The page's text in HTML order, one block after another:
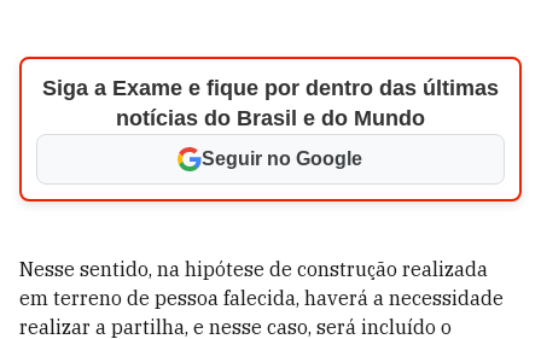
Siga a Exame e fique por dentro das últimas
notícias do Brasil e do Mundo
Seguir no Google
Nesse sentido, na hipótese de construção realizada
em terreno de pessoa falecida, haverá a necessidade
realizar a partilha, e nesse caso, será incluído o